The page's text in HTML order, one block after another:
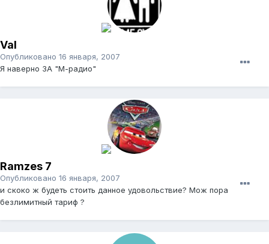
Val
Опубликовано 16 января, 2007
Я наверно ЗА "М-радио"
Ramzes 7
Опубликовано 16 января, 2007
и скоко ж будеть стоить данное удовольствие? Мож пора
безлимитный тариф ?